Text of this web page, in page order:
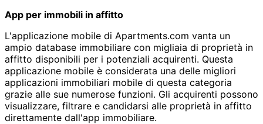
App per immobili in affitto
L'applicazione mobile di Apartments.com vanta un
ampio database immobiliare con migliaia di proprietà in
affitto disponibili per i potenziali acquirenti. Questa
applicazione mobile è considerata una delle migliori
applicazioni immobiliari mobile di questa categoria
grazie alle sue numerose funzioni. Gli acquirenti possono
visualizzare, filtrare e candidarsi alle proprietà in affitto
direttamente dall'app immobiliare.